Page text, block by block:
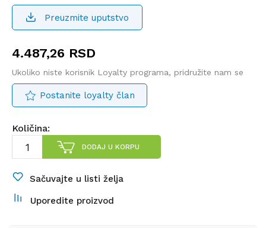
Preuzmite uputstvo
4.487,26 RSD
Ukoliko niste korisnik Loyalty programa, pridružite nam se
Postanite loyalty član
Količina:
DODAJ U KORPU
Sačuvajte u listi želja
Uporedite proizvod